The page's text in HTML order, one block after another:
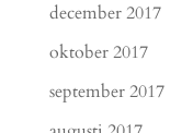
december 2017
oktober 2017
september 2017